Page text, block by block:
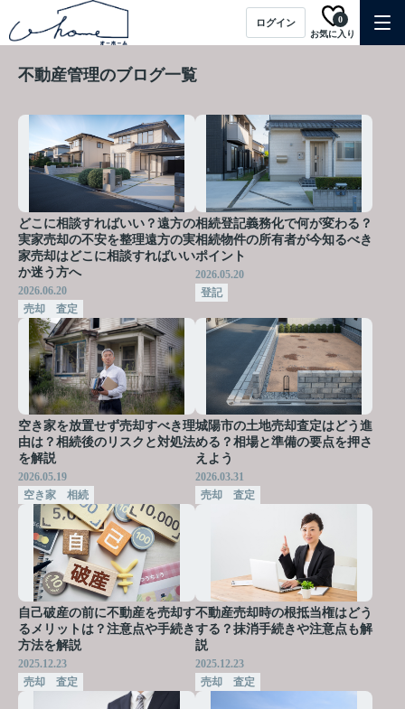
ログイン
お気に入り
0
不動産管理のブログ一覧
どこに相談すればいい？遠方の
実家売却の不安を整理遠方の実
家売却はどこに相談すればいい
か迷う方へ
2026.06.20
売却 査定
相続登記義務化で何が変わる？
相続物件の所有者が今知るべき
ポイント
2026.05.20
登記
空き家を放置せず売却すべき理
由は？相続後のリスクと対処法
を解説
2026.05.19
空き家 相続
城陽市の土地売却査定はどう進
める？相場と準備の要点を押さ
えよう
2026.03.31
売却 査定
自己破産の前に不動産を売却す
るメリットは？注意点や手続き
方法を解説
2025.12.23
売却 査定
不動産売却時の根抵当権はどう
する？抹消手続きや注意点も解
説
2025.12.23
売却 査定